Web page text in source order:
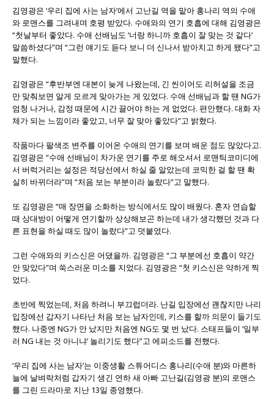
김영광은 ‘우리 집에 사는 남자’에서 고난길 역을 맡아 홍나리 역의 수애
와 로맨스를 그려내며 호평 받았다. 수애와의 연기 호흡에 대해 김영광은
“첫날부터 좋았다. 수애 선배님도 ‘너랑 하니까 호흡이 잘 맞는 것 같다’
말씀하셨다”며 “그런 얘기도 듣다 보니 더 신나서 받아치고 하게 됐다”고
말했다.
김영광은 “후반부엔 대본이 늦게 나왔는데, 긴 씬이어도 리허설을 조금
만 맞춰보면 알게 모르게 맞아가는 게 있었다. 수애 선배님과 할 땐 NG가
엄청 나거나, 감정 때문에 시간 끌어야 하는 게 없었다. 편안했다. 대화 자
체가 되는 느낌이라 좋았고, 너무 잘 맞아 좋았다”고 밝혔다.
작품마다 팔색조 변주를 이어온 수애의 연기를 보며 배운 점도 많았다고.
김영광은 “수애 선배님이 차가운 연기를 주로 해오셔서 로맨틱코미디에
서 버럭거리는 설정은 적당선에서 하실 줄 알았는데 코믹한 걸 할 땐 확
실히 바뀌더라”며 “처음 보는 부분이라 놀랐다”고 말했다.
또 김영광은 “매 장면을 소화하는 방식에서도 많이 배웠다. 혼자 연습할
때 상대방이 어떻게 연기할까 상상해보곤 하는데 내가 생각했던 것과 다
른 표현을 하실 때도 많이 놀랐다”고 덧붙였다.
그런 수애와의 키스신은 어댔을까. 김영광은 “그 부분에선 호흡이 약간
안 맞았다”며 쑥스러운 미소를 지었다. 김영광은 “첫 키스신은 약하게 찍
었다.
초반에 찍었는데, 처음 하려니 부끄럽더라. 난길 입장에선 괜찮지만 나리
입장에선 갑자기 나타난 처음 보는 남자인데, 키스를 할까 의문이 들기도
했다. 나중엔 NG가 안 났지만 처음엔 NG도 몇 번 났다. 스태프들이 ‘일부
러 NG 내는 것 아니냐’ 놀리기도 했다”고 에피소드를 전했다.
‘우리 집에 사는 남자’는 이중생활 스튜어디스 홍나리(수애 분)와 마른하
늘에 날벼락처럼 갑자기 생긴 연하 새 아빠 고난길(김영광 분)의 로맨스
를 그린 드라마로 지난 13일 종영했다.